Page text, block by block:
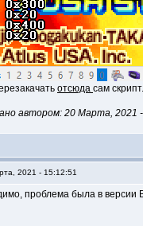
отсюда сам
автором: 20 Марта, 2021 -
2021 - 15:12:51
проблема была в версии